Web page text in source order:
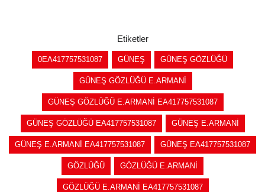
Etiketler
0EA417757531087 GÜNEŞ GÜNEŞ GÖZLÜĞÜ
GÜNEŞ GÖZLÜĞÜ E.ARMANİ
GÜNEŞ GÖZLÜĞÜ E.ARMANİ EA417757531087
GÜNEŞ GÖZLÜĞÜ EA417757531087 GÜNEŞ E.ARMANİ
GÜNEŞ E.ARMANİ EA417757531087 GÜNEŞ EA417757531087
GÖZLÜĞÜ GÖZLÜĞÜ E.ARMANİ
GÖZLÜĞÜ E.ARMANİ EA417757531087